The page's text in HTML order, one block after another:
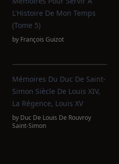
L'Histoire De Mon Temps
(Tome 5)
by François Guizot
Mémoires Du Duc De Saint-
Simon Siècle De Louis XIV,
La Régence, Louis XV
by Duc De Louis De Rouvroy
Saint-Simon